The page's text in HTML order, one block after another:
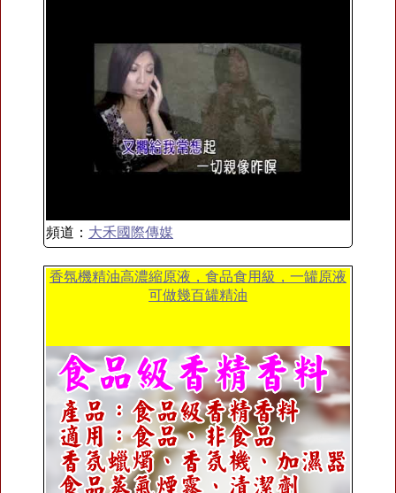
頻道： 大禾國際傳媒
香氛機精油高濃縮原液，食品食用級，一罐原液
可做幾百罐精油